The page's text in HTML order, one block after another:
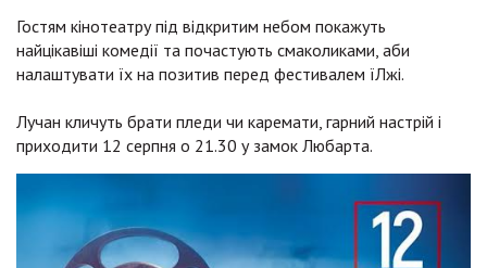
Гостям кінотеатру під відкритим небом покажуть
найцікавіші комедії та почастують смаколиками, аби
налаштувати їх на позитив перед фестивалем їЛжі.
Лучан кличуть брати пледи чи каремати, гарний настрій і
приходити 12 серпня о 21.30 у замок Любарта.